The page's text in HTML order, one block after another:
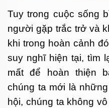
Tuy trong cuộc sống
người gặp trắc trở và
khi trong hoàn cảnh
suy nghĩ hiện tại, tìm
mất để hoàn thiện
chúng ta mới là
hội, chúng ta không